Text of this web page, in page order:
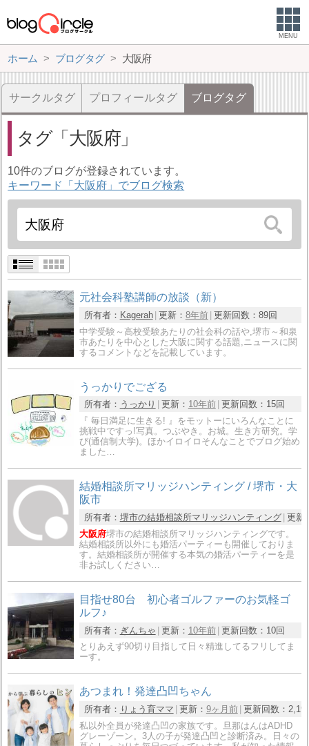
MENU
ホーム ブログタグ 大阪府
サークルタグ プロフィールタグ ブログタグ
タグ 大阪府
10件のブログが登録されています。
キーワード「大阪府」でブログ検索
元社会科塾講師の放談（新）
所有者： Kagerah 更新： 8年前 更新回数： 89回
中学受験～高校受験あたりの社会科の話や,堺市～和泉
市あたりを中心とした大阪に関する話題,ニュースに関
するコメントなどを記載しています。
うっかりでござる
所有者： うっかり 更新： 10年前 更新回数： 15回
『 毎日満足に生きる! 』をモットーにいろんなことに
挑戦中ですっ!写真。つぶやき。お城。生き方研究。学
び(通信制大学)。ほかイロイロそんなことでブログ始め
ました…
結婚相談所マリッジハンティング / 堺市・大
阪市
所有者： 堺市の結婚相談所マリッジハンティング 更新
大阪府堺市の結婚相談所マリッジハンティングです。
結婚相談所以外にも婚活パーティーも開催しておりま
す。結婚相談所が開催する本気の婚活パーティーを是
非お試しください…
目指せ80台 初心者ゴルファーのお気軽ゴ
ルフ♪
所有者： ぎんちゃ 更新： 10年前 更新回数： 10回
とりあえず90切り目指して日々精進してるフリしてま
ーす。
あつまれ！発達凸凹ちゃん
所有者： りょう育ママ 更新： 9ヶ月前 更新回数：
私以外全員が発達凸凹の家族です。旦那はんはADHD
グレーゾーン。3人の子が発達凸凹と診断済み。日々の